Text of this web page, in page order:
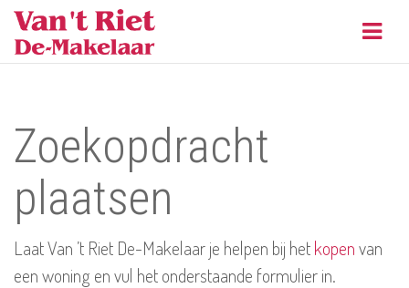
Zoekopdracht
plaatsen
Laat Van ’t Riet De-Makelaar je helpen bij hetkopenvan
een woning en vul het onderstaande formulier in.